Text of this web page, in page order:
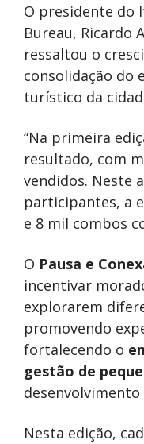
O presidente do
Bureau, Ricardo
ressaltou o
consolidação do
turístico da
“Na primeira
resultado, com
vendidos. Neste
participantes, a
e 8 mil combos
O Pausa e
incentivar
explorarem
promovendo
fortalecendo o
gestão de
Nesta edição,